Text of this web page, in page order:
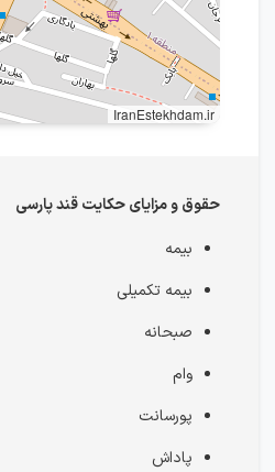
IranEstekhdam.ir
حقوق و مزایای حکایت قند پارسی
بیمه
بیمه تکمیلی
صبحانه
وام
پورسانت
پاداش